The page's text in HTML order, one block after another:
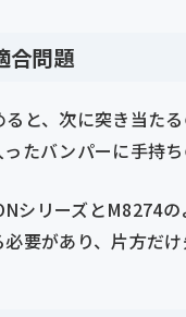
合問題
と、次に突き当た
たバンパーに手持
シリーズとM8274
要があり、片方だ